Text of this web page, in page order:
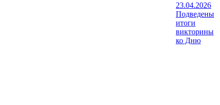
23.04.2026
Подведены
итоги
викторины
ко Дню